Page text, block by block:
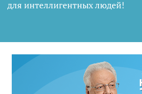
для интеллигентных людей!